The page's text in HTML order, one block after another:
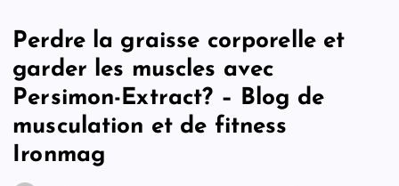
Perdre la graisse corporelle et
garder les muscles avec
Persimon-Extract? – Blog de
musculation et de fitness
Ironmag